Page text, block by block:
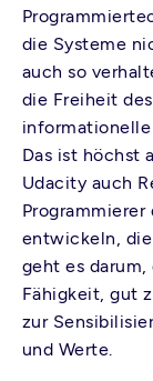
die Systeme
auch so
die Freiheit
Das ist höchst
Udacity auch
Programmierer
entwickeln,
geht es
Fähigkeit, gut
zur
und Werte.